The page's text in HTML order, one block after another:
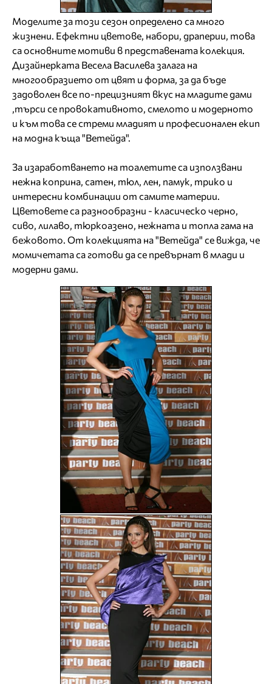
Моделите за този сезон определено са много
жизнени. Ефектни цветове, набори, драперии, това
са основните мотиви в представената колекция.
Дизайнерката Весела Василева залага на
мнoгoобразието от цвят и форма, за да бъде
задоволен все по-прецизният вкус на младите дами
,търси се провокативното, смелото и модерното
и към това се стреми младият и професионален екип
на модна къща "Ветейда".
За изаработването на тоалетите са използвани
нежна коприна, сатен, тюл, лен, памук, трико и
интересни комбинации от самите материи.
Цветовете са разнообразни - класическо черно,
сиво, лилаво, тюркоазено, нежната и топла гама на
бежовото. От колекцията на "Ветейда" се вижда, че
момичетата са готови да се превърнат в млади и
модерни дами.